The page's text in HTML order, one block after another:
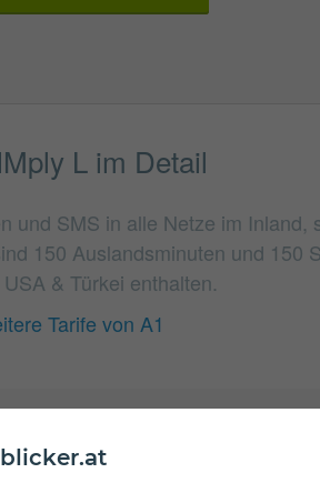
L im Detail
und SMS in alle Netze im
150 Auslandsminuten und 150
& Türkei enthalten.
Tarife von A1